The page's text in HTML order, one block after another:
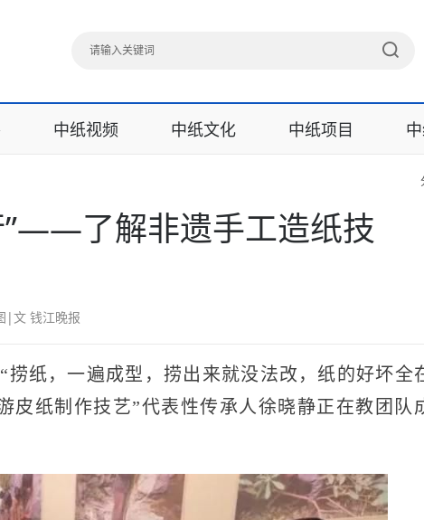
中纸视频 中纸文化 中纸项目
”——了解非遗手工造纸技
|文 钱江晚报
纸，一遍成型，捞出来就没法改，纸的好坏全
皮纸制作技艺”代表性传承人徐晓静正在教团队